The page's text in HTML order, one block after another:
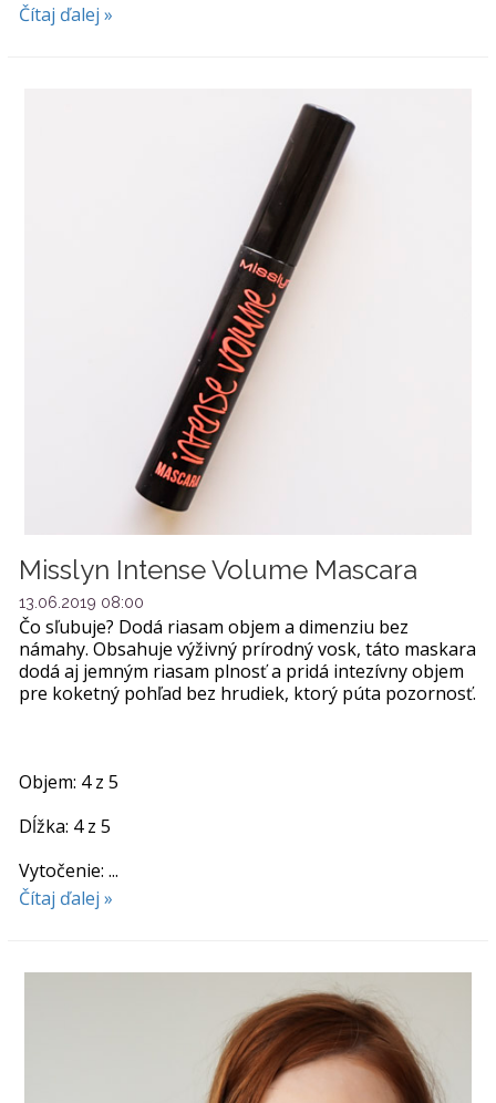
Čítaj ďalej »
Misslyn Intense Volume Mascara
13.06.2019 08:00
Čo sľubuje? Dodá riasam objem a dimenziu bez
námahy. Obsahuje výživný prírodný vosk, táto maskara
dodá aj jemným riasam plnosť a pridá intezívny objem
pre koketný pohľad bez hrudiek, ktorý púta pozornosť.
Objem: 4 z 5
Dĺžka: 4 z 5
Vytočenie: ...
Čítaj ďalej »